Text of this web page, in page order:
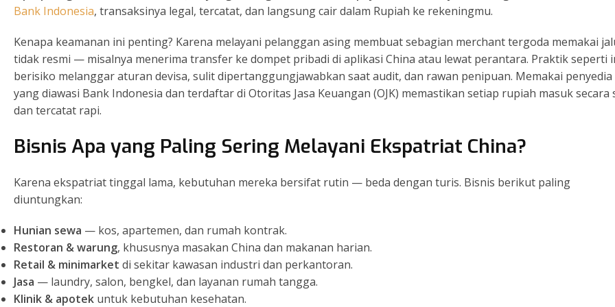
Bank Indonesia, transaksinya legal, tercatat, dan langsung cair dalam Rupiah ke rekeningmu.
Kenapa keamanan ini penting? Karena melayani pelanggan asing membuat sebagian merchant tergoda memakai
tidak resmi — misalnya menerima transfer ke dompet pribadi di aplikasi China atau lewat perantara. Praktik seperti
berisiko melanggar aturan devisa, sulit dipertanggungjawabkan saat audit, dan rawan penipuan. Memakai penyedia
yang diawasi Bank Indonesia dan terdaftar di Otoritas Jasa Keuangan (OJK) memastikan setiap rupiah masuk secara
dan tercatat rapi.
Bisnis Apa yang Paling Sering Melayani Ekspatriat China?
Karena ekspatriat tinggal lama, kebutuhan mereka bersifat rutin — beda dengan turis. Bisnis berikut paling
diuntungkan:
Hunian sewa — kos, apartemen, dan rumah kontrak.
Restoran & warung, khususnya masakan China dan makanan harian.
Retail & minimarket di sekitar kawasan industri dan perkantoran.
Jasa — laundry, salon, bengkel, dan layanan rumah tangga.
Klinik & apotek untuk kebutuhan kesehatan.